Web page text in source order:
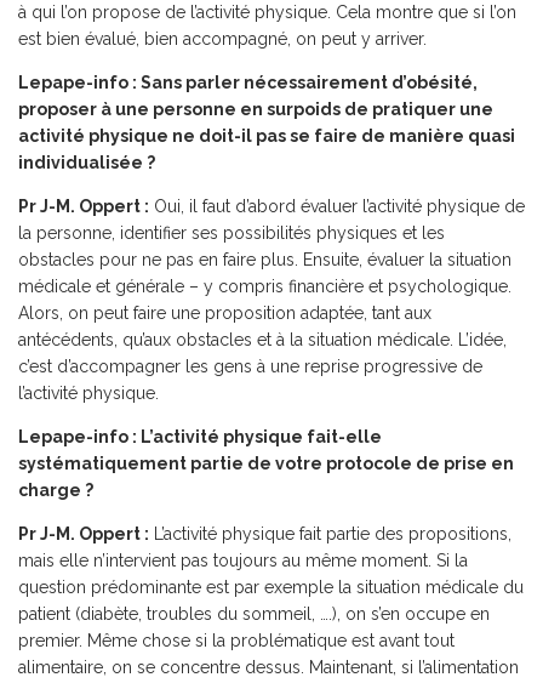
à qui l’on propose de l’activité physique. Cela montre que si l’on
est bien évalué, bien accompagné, on peut y arriver.
Lepape-info : Sans parler nécessairement d’obésité,
proposer à une personne en surpoids de pratiquer une
activité physique ne doit-il pas se faire de manière quasi
individualisée ?
Pr J-M. Oppert : Oui, il faut d’abord évaluer l’activité physique de
la personne, identifier ses possibilités physiques et les
obstacles pour ne pas en faire plus. Ensuite, évaluer la situation
médicale et générale – y compris financière et psychologique.
Alors, on peut faire une proposition adaptée, tant aux
antécédents, qu’aux obstacles et à la situation médicale. L’idée,
c’est d’accompagner les gens à une reprise progressive de
l’activité physique.
Lepape-info : L’activité physique fait-elle
systématiquement partie de votre protocole de prise en
charge ?
Pr J-M. Oppert : L’activité physique fait partie des propositions,
mais elle n’intervient pas toujours au même moment. Si la
question prédominante est par exemple la situation médicale du
patient (diabète, troubles du sommeil, ….), on s’en occupe en
premier. Même chose si la problématique est avant tout
alimentaire, on se concentre dessus. Maintenant, si l’alimentation